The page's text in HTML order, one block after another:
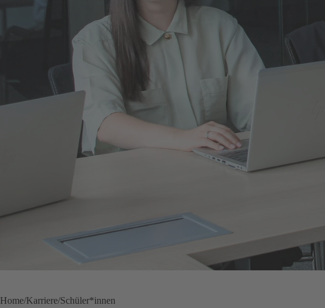
Home Karriere Schüler*innen